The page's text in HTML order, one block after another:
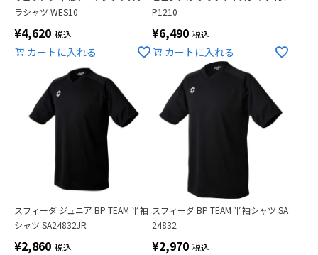
ラシャツ WES10
¥4,620 税込
カートに入れる
P1210
¥6,490 税込
カートに入れる
スフィーダ ジュニア BP TEAM 半袖
シャツ SA24832JR
¥2,860 税込
スフィーダ BP TEAM 半袖シャツ SA
24832
¥2,970 税込